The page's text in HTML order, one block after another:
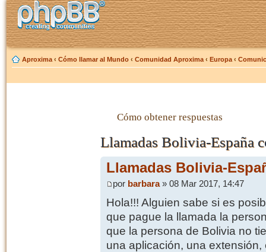
Aproxima ‹ Cómo llamar al Mundo ‹ Comunidad Aproxima ‹ Europa ‹
Cómo obtener respuestas
Llamadas Bolivia-España
Llamadas Bolivia-
por barbara» 08 Mar 2017, 14:47
Hola!!! Alguien sabe si es
que pague la llamada la
que la persona de Bolivia no
una aplicación, una extensión,